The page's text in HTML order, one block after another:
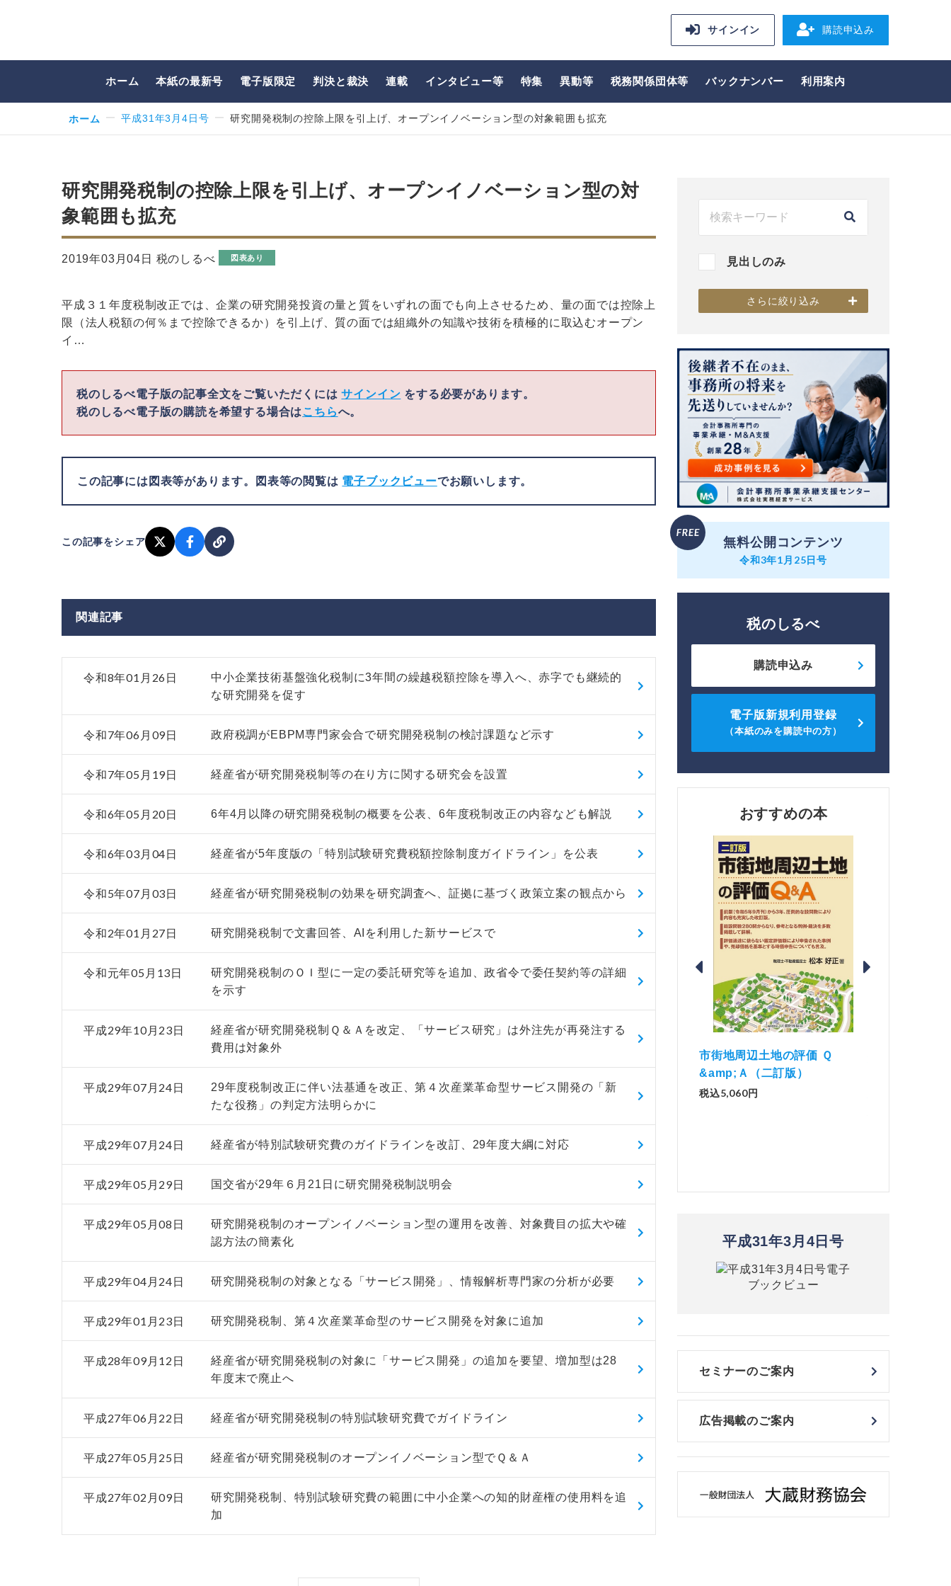
サインイン 購読申込み
ホーム 本紙の最新号 電子版限定 判決と裁決 連載 インタビュー等 特集 異動等 税務関係団体等 バックナンバー 利用案内
ホーム 平成31年3月4日号 研究開発税制の控除上限を引上げ、オープンイノベーション型の対象範囲も拡充
研究開発税制の控除上限を引上げ、オープンイノベーション型の対
象範囲も拡充
2019年03月04日 税のしるべ 図表あり
平成３１年度税制改正では、企業の研究開発投資の量と質をいずれの面でも向上させるため、量の面では控除上
限（法人税額の何％まで控除できるか）を引上げ、質の面では組織外の知識や技術を積極的に取込むオープン
イ…
税のしるべ電子版の記事全文をご覧いただくにはサインイン をする必要があります。
税のしるべ電子版の購読を希望する場合は こちらへ。
この記事には図表等があります。図表等の閲覧は 電子ブックビューでお願いします。
この記事をシェア
関連記事
令和8年01月26日
中小企業技術基盤強化税制に3年間の繰越税額控除を導入へ、赤字でも継続的
な研究開発を促す
令和7年06月09日 政府税調がEBPM専門家会合で研究開発税制の検討課題など示す
令和7年05月19日 経産省が研究開発税制等の在り方に関する研究会を設置
令和6年05月20日 6年4月以降の研究開発税制の概要を公表、6年度税制改正の内容なども解説
令和6年03月04日 経産省が5年度版の「特別試験研究費税額控除制度ガイドライン」を公表
令和5年07月03日 経産省が研究開発税制の効果を研究調査へ、証拠に基づく政策立案の観点から
令和2年01月27日 研究開発税制で文書回答、AIを利用した新サービスで
令和元年05月13日
研究開発税制のＯＩ型に一定の委託研究等を追加、政省令で委任契約等の詳細
を示す
平成29年10月23日
経産省が研究開発税制Ｑ＆Ａを改定、「サービス研究」は外注先が再発注する
費用は対象外
平成29年07月24日
29年度税制改正に伴い法基通を改正、第４次産業革命型サービス開発の「新
たな役務」の判定方法明らかに
平成29年07月24日 経産省が特別試験研究費のガイドラインを改訂、29年度大綱に対応
平成29年05月29日 国交省が29年６月21日に研究開発税制説明会
平成29年05月08日
研究開発税制のオープンイノベーション型の運用を改善、対象費目の拡大や確
認方法の簡素化
平成29年04月24日 研究開発税制の対象となる「サービス開発」、情報解析専門家の分析が必要
平成29年01月23日 研究開発税制、第４次産業革命型のサービス開発を対象に追加
平成28年09月12日
経産省が研究開発税制の対象に「サービス開発」の追加を要望、増加型は28
年度末で廃止へ
平成27年06月22日 経産省が研究開発税制の特別試験研究費でガイドライン
平成27年05月25日 経産省が研究開発税制のオープンイノベーション型でＱ＆Ａ
平成27年02月09日
研究開発税制、特別試験研究費の範囲に中小企業への知的財産権の使用料を追
加
見出しのみ
さらに絞り込み
無料公開コンテンツ
令和3年1月25日号
税のしるべ
購読申込み
電子版新規利用登録
（本紙のみを購読中の方）
おすすめの本
税込4,950円
税込5,060円
解説とQ&amp;Aでわかる 電子
帳簿等保存制度の実務（改訂
版）
平成31年3月4日号
セミナーのご案内
広告掲載のご案内